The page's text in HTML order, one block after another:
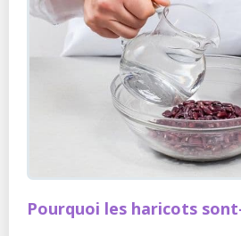
Pourquoi les haricots